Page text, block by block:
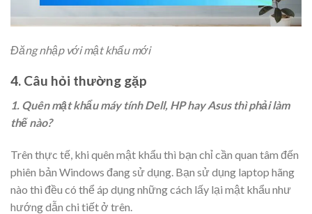
Đăng nhập với mật khẩu mới
4. Câu hỏi thường gặp
1. Quên mật khẩu máy tính Dell, HP hay Asus thì phải làm
thế nào?
Trên thực tế, khi quên mật khẩu thì bạn chỉ cần quan tâm đến
phiên bản Windows đang sử dụng. Bạn sử dụng laptop hãng
nào thì đều có thể áp dụng những cách lấy lại mật khẩu như
hướng dẫn chi tiết ở trên.